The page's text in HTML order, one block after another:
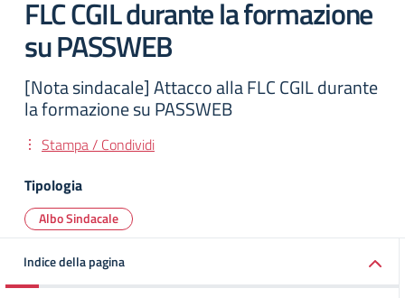
FLC CGIL durante la formazione
su PASSWEB
[Nota sindacale] Attacco alla FLC CGIL durante
la formazione su PASSWEB
Stampa / Condividi
Tipologia
Albo Sindacale
Indice della pagina